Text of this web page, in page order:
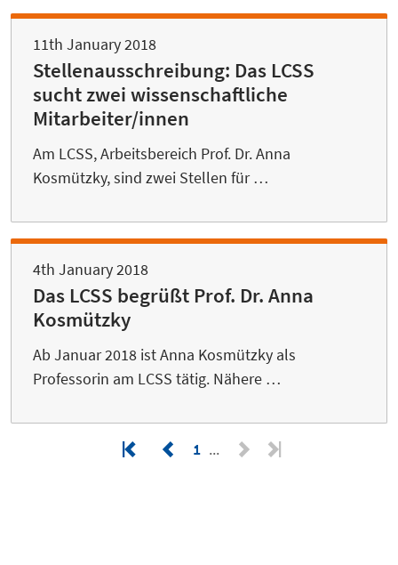
11th January 2018
Stellenausschreibung: Das LCSS
sucht zwei wissenschaftliche
Mitarbeiter/innen
Am LCSS, Arbeitsbereich Prof. Dr. Anna
Kosmützky, sind zwei Stellen für …
4th January 2018
Das LCSS begrüßt Prof. Dr. Anna
Kosmützky
Ab Januar 2018 ist Anna Kosmützky als
Professorin am LCSS tätig. Nähere …
1